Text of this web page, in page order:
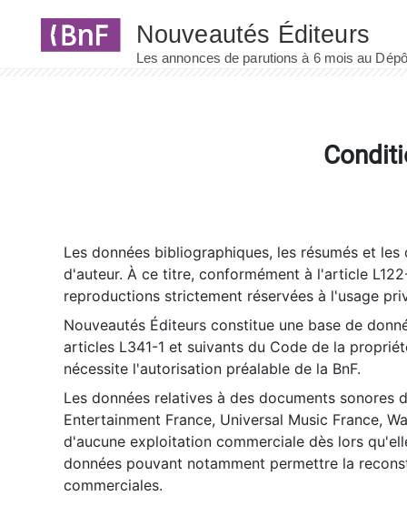
Les données bibliographiques, les résumés et
d'auteur. À ce titre, conformément à l'article
reproductions strictement réservées à l'usage
Nouveautés Éditeurs constitue une base de
articles L341-1 et suivants du Code de la
nécessite l'autorisation préalable de la BnF.
Les données relatives à des documents sonores
Entertainment France, Universal Music France,
d'aucune exploitation commerciale dès lors
données pouvant notamment permettre la
commerciales.